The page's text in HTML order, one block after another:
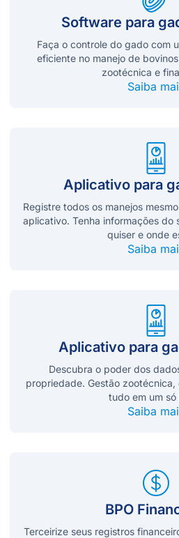
Software para
Faça o controle do gado com
eficiente no manejo de
zootécnica e
Saiba
Aplicativo para
Registre todos os manejos
aplicativo. Tenha informações do
quiser e onde
Saiba
Aplicativo para
Descubra o poder dos
propriedade. Gestão zootécnica,
tudo em um só
Saiba
BPO
Terceirize seus registros